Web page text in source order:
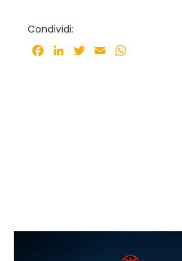
Condividi:
Facebook
LinkedInTwitter
Email